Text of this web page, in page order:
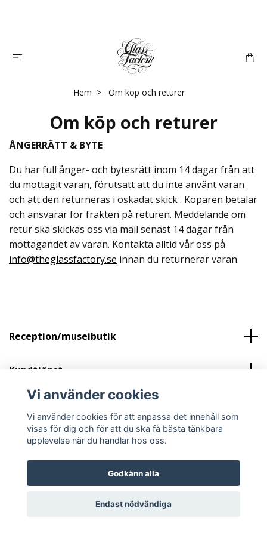
Hem Om köp och returer
Om köp och returer
ÅNGERRÄTT & BYTE
Du har full ånger- och bytesrätt inom 14 dagar från att
du mottagit varan, förutsatt att du inte använt varan
och att den returneras i oskadat skick . Köparen betalar
och ansvarar för frakten på returen. Meddelande om
retur ska skickas oss via mail senast 14 dagar från
mottagandet av varan. Kontakta alltid vår oss på
info@theglassfactory.se innan du returnerar varan.
Reception/museibutik
Kundtjänst
Sociala medier
© 2026 The Glass Factory
Vi använder cookies
Vi använder cookies för att anpassa det innehåll som
visas för dig och för att du ska få bästa tänkbara
upplevelse när du handlar hos oss.
Godkänn alla
Endast nödvändiga